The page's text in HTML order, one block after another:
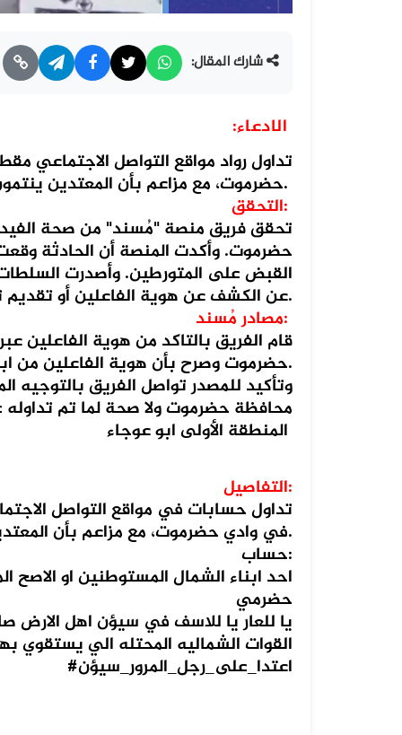
شارك المقال:
الادعاء:
تداول رواد مواقع التواصل الاجتماعي
حضرموت، مع مزاعم بأن المعتدين ينتمون إلى شمال اليمن.
التحقق:
تحقق فريق منصة "مُسند" من صحة
حضرموت. وأكدت المنصة أن الحادثة
القبض على المتورطين. وأصدرت السلطات
عن الكشف عن هوية الفاعلين أو تقديم تفاصيل إضافية.
مصادر مُسند:
قام الفريق بالتاكد من هوية الفاعلين
حضرموت وصرح بأن هوية الفاعلين من ابناء حضرموت نفسها.
وتأكيد للمصدر تواصل الفريق بالتوجيه
محافظة حضرموت ولا صحة لما تم تداوله
التفاصيل:
تداول حسابات في مواقع التواصل
في وادي حضرموت، مع مزاعم بأن المعتدين ينتمون إلى شمال اليمن.
حساب:
احد ابناء الشمال المستوطنين او
حضرمي
يا للعار يا للاسف في سيؤن اهل
القوات الشماليه المحتله الي يستقوي
‎#اعتدا_على_رجل_المرور_سيؤن
07 أغسطس 2026
07 أغسطس 2026
الفيديوهان المتداولان قديمان أحدهم...
الفيديو المتداول لحرائق أرامكو قدي...